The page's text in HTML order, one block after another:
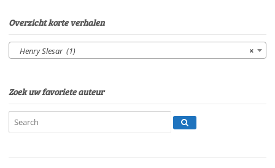
Overzicht korte verhalen
×
Henry Slesar (1)
Zoek uw favoriete auteur